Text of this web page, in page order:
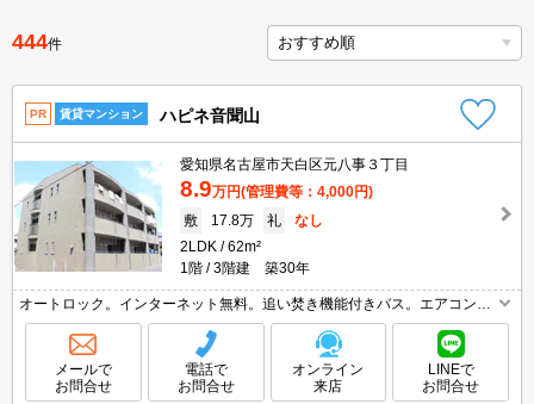
444件
PR 賃貸マンション ハピネ音聞山
愛知県名古屋市天白区元八事３丁目
8.9万円(管理費等：4,000円)
敷
17.8万 礼
なし
2LDK
62m²
1階
3階建 築30年
オートロック。インターネット無料。追い焚き機能付きバス。エアコン付
き。カウンター式システムキッチン。
メールで
お問合せ
電話で
お問合せ
オンライン
来店
LINEで
お問合せ